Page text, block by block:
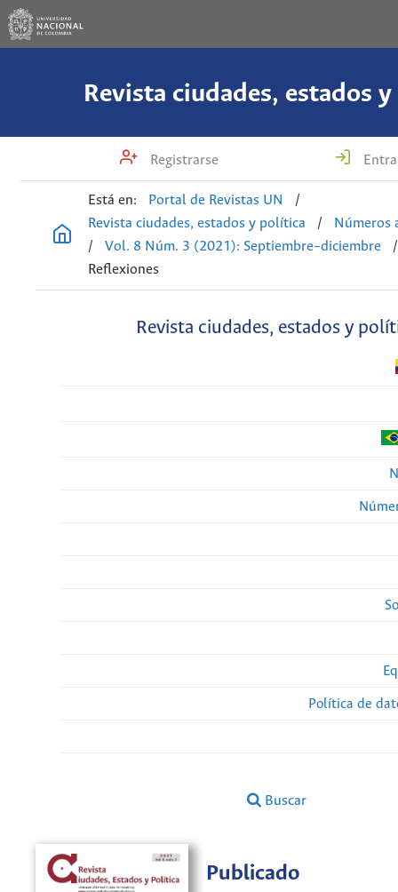
Revista ciudades, estados
Registrarse
Está en: Portal de Revistas UN
/
Revista ciudades, estados y política
/
Números
/
Vol. 8 Núm. 3 (2021): Septiembre–diciembre
/
Reflexiones
Revista ciudades, estados y
Política de
Buscar
Publicado